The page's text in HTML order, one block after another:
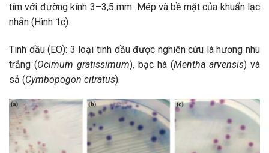
tím với đường kính 3–3,5 mm. Mép và bề mặt của khuẩn lạc
nhẵn (Hình 1c).
Tinh dầu (EO): 3 loại tinh dầu được nghiên cứu là hương nhu
trắng (Ocimum gratissimum), bạc hà (Mentha arvensis) và
sả (Cymbopogon citratus).